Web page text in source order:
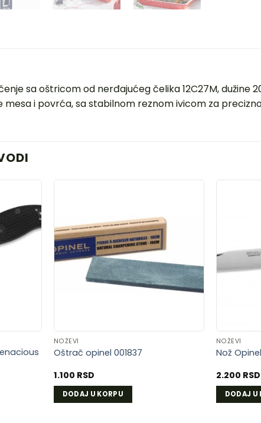
sa oštricom od nerđajućeg čelika 12C27M,
mesa i povrća, sa stabilnom reznom ivicom za
DODAJ
U
DODAJ
ŽELJA
NOŽEVI
Oštrač opinel 001837
1.100 RSD
DODAJ U KORPU
NOŽEVI
Nož
2.200 RSD
DODAJ U